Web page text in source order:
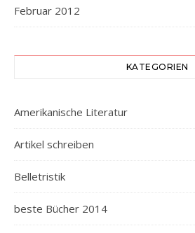
Februar 2012
KATEGORIEN
Amerikanische Literatur
Artikel schreiben
Belletristik
beste Bücher 2014